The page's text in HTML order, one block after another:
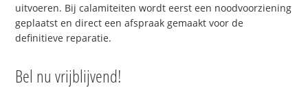
uitvoeren. Bij calamiteiten wordt eerst een noodvoorziening
geplaatst en direct een afspraak gemaakt voor de
definitieve reparatie.
Bel nu vrijblijvend!